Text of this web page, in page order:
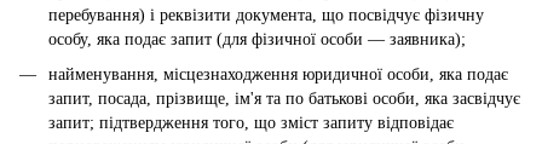
перебування) і реквізити документа, що посвідчує фізичну
особу, яка подає запит (для фізичної особи — заявника);
найменування, місцезнаходження юридичної особи, яка подає
запит, посада, прізвище, ім'я та по батькові особи, яка засвідчує
запит; підтвердження того, що зміст запиту відповідає